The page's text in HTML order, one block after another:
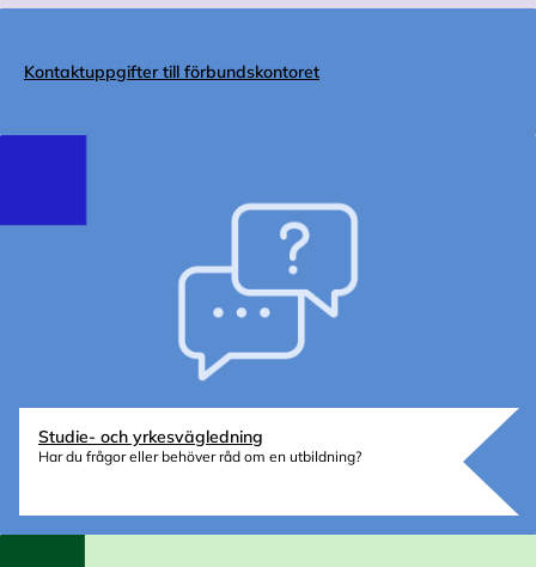
Kontaktuppgifter till förbundskontoret
Studie- och yrkesvägledning
Har du frågor eller behöver råd om en utbildning?